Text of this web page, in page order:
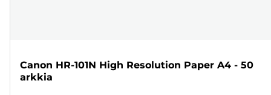
Canon HR-101N High Resolution Paper A4 - 50
arkkia